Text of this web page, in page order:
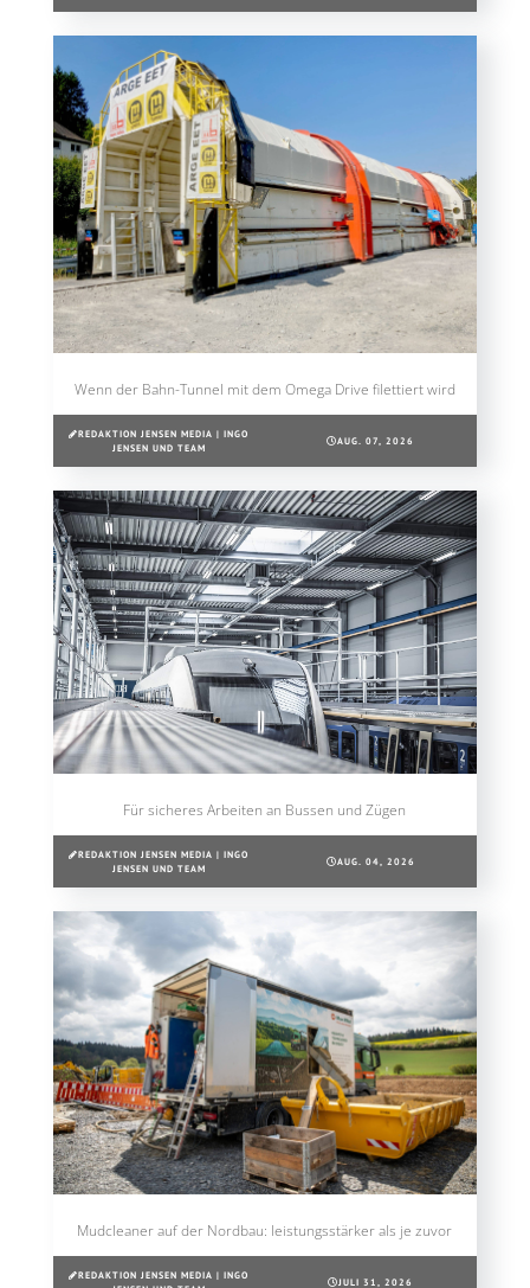
Wenn der Bahn-Tunnel mit dem Omega Drive filettiert wird
REDAKTION JENSEN MEDIA | INGO
JENSEN UND TEAM
AUG. 07, 2026
Für sicheres Arbeiten an Bussen und Zügen
REDAKTION JENSEN MEDIA | INGO
JENSEN UND TEAM
AUG. 04, 2026
Mudcleaner auf der Nordbau: leistungsstärker als je zuvor
REDAKTION JENSEN MEDIA | INGO
JULI 31, 2026